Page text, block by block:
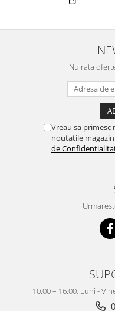
Nu rata
Vreau sa
noutatile
de
10.00 – 16.00, Luni -